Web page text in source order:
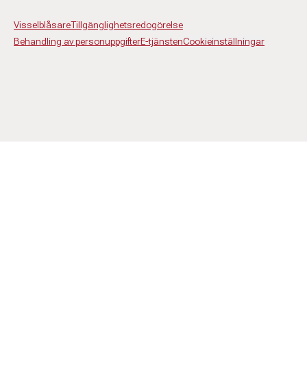
VisselblåsareTillgänglighetsredogörelse
Behandling av personuppgifterE-tjänstenCookieinställningar